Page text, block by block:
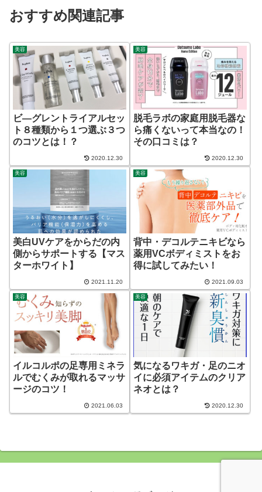
おすすめ関連記事
美容
ビ―グレントライアルセッ
ト８種類から１つ選ぶ３つ
のコツとは！？
2020.12.30
美容
脱毛ラボの家庭用脱毛器な
ら痛くないって本当なの！
その口コミは？
2020.12.30
美容
美白UVケアをからだの内
側からサポートする【マス
ターホワイト】
2021.11.20
美容
背中・デコルテニキビなら
薬用VCボディミストをお
得に試してみたい！
2021.09.03
美容
イルコルポの足専用ミネラ
ルでむくみが取れるマッサ
ージのコツ！
2021.06.03
美容
気になるワキガ・足のニオ
イに必須アイテムのクリア
ネオとは？
2020.12.30